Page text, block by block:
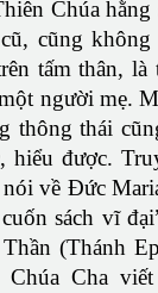
Chúa
cũng
tấm thân,
người mẹ.
thông thái
hiểu được.
về Ðức
sách vĩ
(Thánh
Chúa Cha